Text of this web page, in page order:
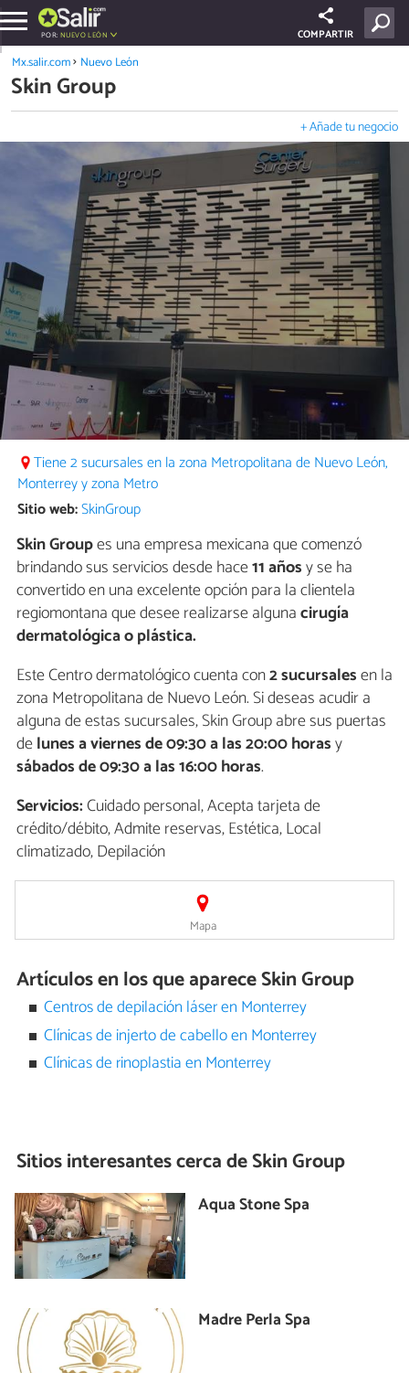
POR: NUEVO LEÓN COMPARTIR
Mx.salir.com Nuevo León
Skin Group
+ Añade tu negocio
Tiene 2 sucursales en la zona Metropolitana de Nuevo León,
Monterrey y zona Metro
Sitio web:SkinGroup
Skin Groupes una empresa mexicana que comenzó
brindando sus servicios desde hace11 añosy se ha
convertido en una excelente opción para la clientela
regiomontana que desee realizarse algunacirugía
dermatológica o plástica.
Este Centro dermatológico cuenta con2 sucursalesen la
zona Metropolitana de Nuevo León. Si deseas acudir a
alguna de estas sucursales, Skin Group abre sus puertas
delunes a viernes de 09:30 a las 20:00 horasy
sábados de 09:30 a las 16:00 horas.
Servicios:Cuidado personal, Acepta tarjeta de
crédito/débito, Admite reservas, Estética, Local
climatizado, Depilación
Mapa
Artículos en los que aparece Skin Group
Centros de depilación láser en Monterrey
Clínicas de injerto de cabello en Monterrey
Clínicas de rinoplastia en Monterrey
Sitios interesantes cerca deSkin Group
Aqua Stone Spa
Madre Perla Spa